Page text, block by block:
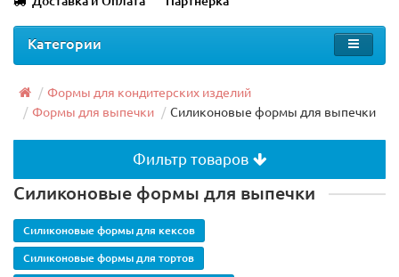
Категории
Формы для кондитерских изделий
Формы для выпечки
Силиконовые формы для выпечки
Фильтр товаров
Силиконовые формы для выпечки
Силиконовые формы для кексов
Силиконовые формы для тортов